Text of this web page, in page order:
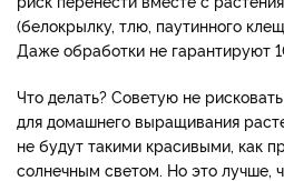
(белокрылку, тлю, паутинного
Даже обработки не гарантируют
Что делать? Советую не
для домашнего выращивания
не будут такими красивыми, как
солнечным светом. Но это лучше,